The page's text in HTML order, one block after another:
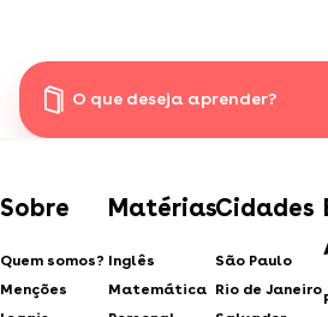
O que deseja aprender?
Sobre
Quem somos?
Menções
Matérias
Inglês
Matemática
Cidades
São Paulo
Rio de Janeiro